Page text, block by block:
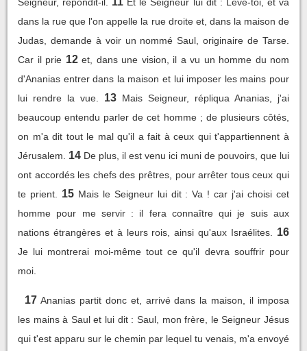
dans la rue que l'on appelle la rue droite et, dans la maison de
Judas, demande à voir un nommé Saul, originaire de Tarse.
Car il prie 12 et, dans une vision, il a vu un homme du nom
d'Ananias entrer dans la maison et lui imposer les mains pour
lui rendre la vue.
13 Mais Seigneur, répliqua Ananias, j'ai
beaucoup entendu parler de cet homme ; de plusieurs côtés,
on m'a dit tout le mal qu'il a fait à ceux qui t'appartiennent à
Jérusalem.
14 De plus, il est venu ici muni de pouvoirs, que lui
ont accordés les chefs des prêtres, pour arrêter tous ceux qui
te prient.
15 Mais le Seigneur lui dit : Va ! car j'ai choisi cet
homme pour me servir : il fera connaître qui je suis aux
nations étrangères et à leurs rois, ainsi qu'aux Israélites.
16
Je lui montrerai moi-même tout ce qu'il devra souffrir pour
moi.
17 Ananias partit donc et, arrivé dans la maison, il imposa
les mains à Saul et lui dit : Saul, mon frère, le Seigneur Jésus
qui t'est apparu sur le chemin par lequel tu venais, m'a envoyé